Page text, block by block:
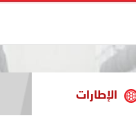
الإطارات